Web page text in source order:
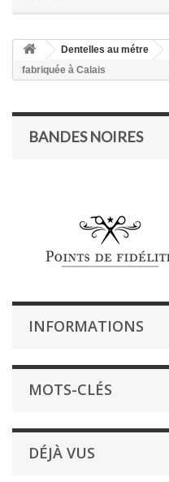
Dentelles au métre
fabriquée à Calais
BANDES NOIRES
INFORMATIONS
MOTS-CLÉS
DÉJÀ VUS